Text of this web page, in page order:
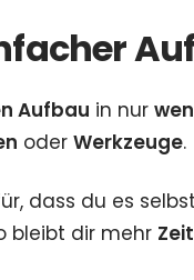
Aufbau in nur
oder Werkzeuge.
dass du es
bleibt dir mehr Zeit